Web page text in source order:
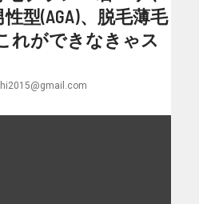
性型(AGA)、脱毛薄毛
れができなきゃス